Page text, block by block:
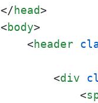
</head>
<body>
<header
<div
<